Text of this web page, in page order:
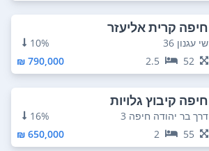
חיפה קרית אליעזר
שי עגנון 36
10%
52
2.5
790,000 ₪
חיפה קיבוץ גלויות
דרך בר יהודה חיפה 3
16%
55
2
650,000 ₪